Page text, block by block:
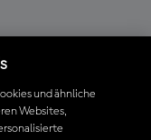
und ähnliche
Websites,